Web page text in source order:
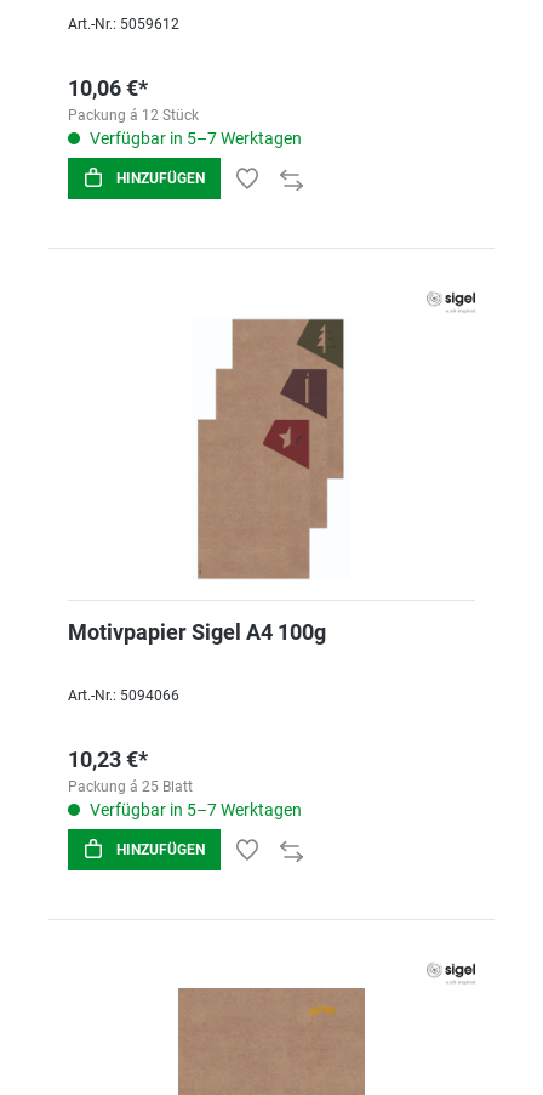
Art.-Nr.: 5059612
10,06 €*
Packung á 12 Stück
Verfügbar in 5–7 Werktagen
HINZUFÜGEN
Motivpapier Sigel A4 100g
Art.-Nr.: 5094066
10,23 €*
Packung á 25 Blatt
Verfügbar in 5–7 Werktagen
HINZUFÜGEN